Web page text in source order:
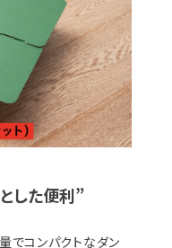
した便利”
でコンパクトなダン